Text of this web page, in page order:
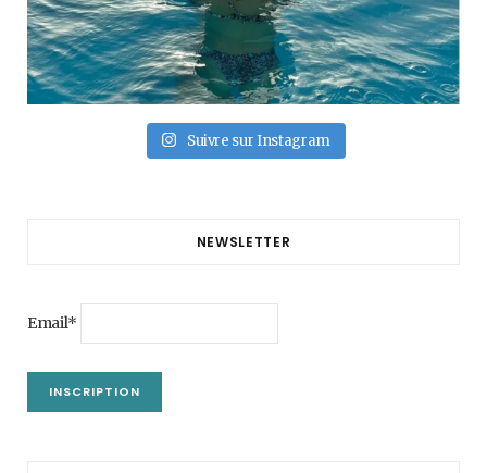
Suivre sur Instagram
NEWSLETTER
Email*